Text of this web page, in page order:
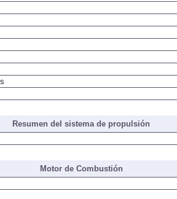
Resumen del sistema de propulsión
Motor de Combustión